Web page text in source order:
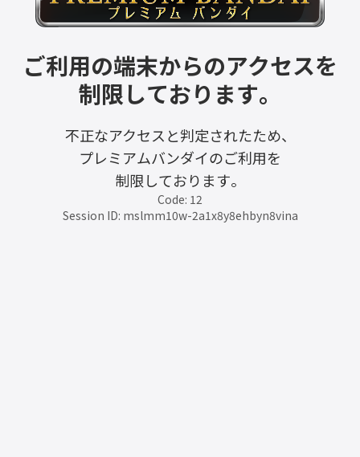
ご利用の端末からのアクセスを
制限しております。
不正なアクセスと判定されたため、
プレミアムバンダイのご利用を
制限しております。
Code: 12
Session ID: mslmm10w-2a1x8y8ehbyn8vina